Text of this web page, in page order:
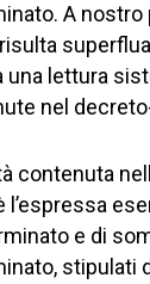
A nostro
una lettura
nel
contenuta
l’espressa
e di
stipulati